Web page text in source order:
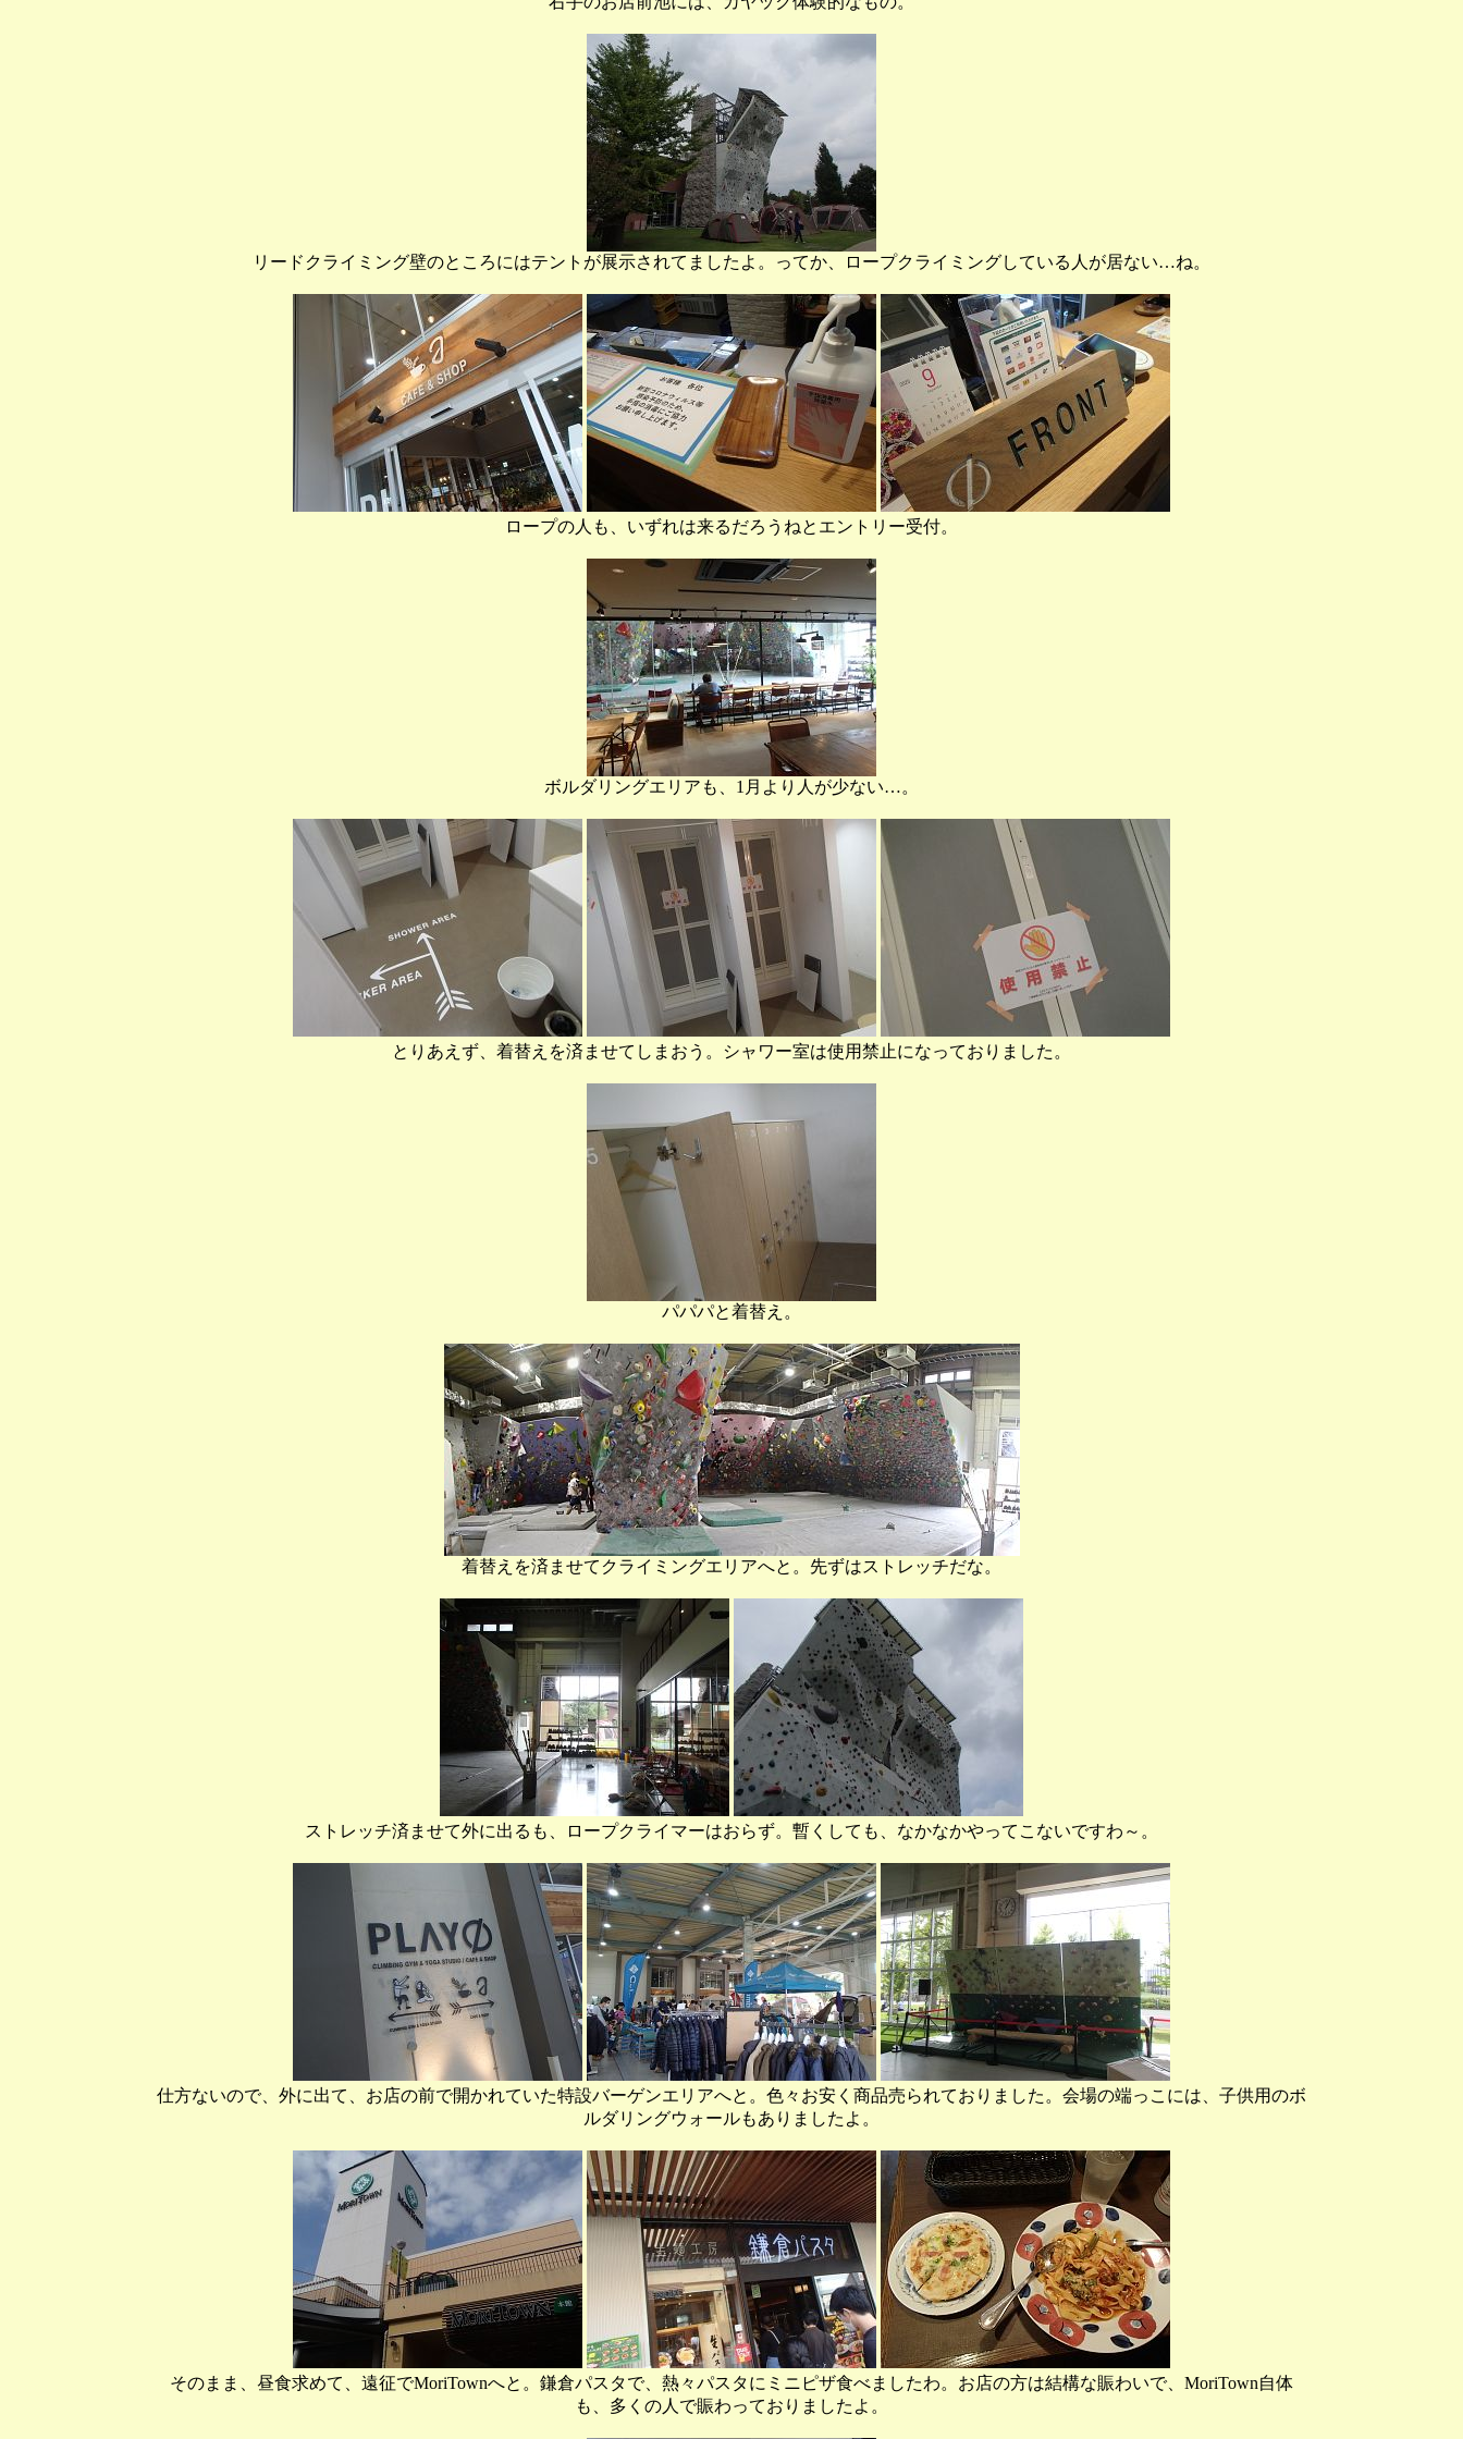
リードクライミング壁のところにはテントが展示されてましたよ。ってか、ロープクライミングしている人が居ない…ね。
ロープの人も、いずれは来るだろうねとエントリー受付。
ボルダリングエリアも、1月より人が少ない…。
とりあえず、着替えを済ませてしまおう。シャワー室は使用禁止になっておりました。
パパパと着替え。
着替えを済ませてクライミングエリアへと。先ずはストレッチだな。
ストレッチ済ませて外に出るも、ロープクライマーはおらず。暫くしても、なかなかやってこないですわ～。
仕方ないので、外に出て、お店の前で開かれていた特設バーゲンエリアへと。色々お安く商品売られておりました。会場の端っこには、子供用のボ
ルダリングウォールもありましたよ。
そのまま、昼食求めて、遠征でMoriTownへと。鎌倉パスタで、熱々パスタにミニピザ食べましたわ。お店の方は結構な賑わいで、MoriTown自体
も、多くの人で賑わっておりましたよ。